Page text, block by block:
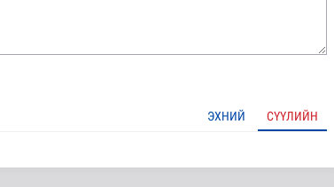
ЭХНИЙ СҮҮЛИЙН